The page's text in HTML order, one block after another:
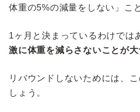
体重の5%の減量をしない」こ
1ヶ月と決まっているわけでは
激に体重を減らさないことが大
リバウンドしないためには、
しょう。